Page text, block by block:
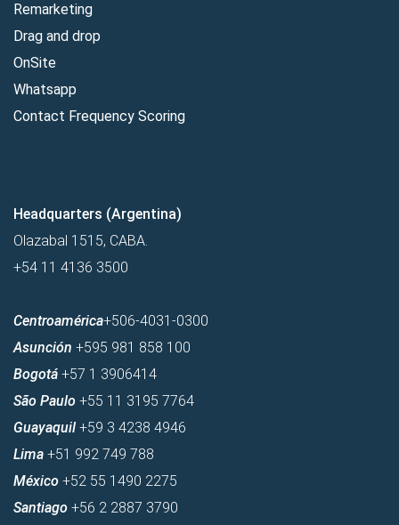
Remarketing
Drag and drop
OnSite
Whatsapp
Contact Frequency Scoring
Headquarters (Argentina)
Olazabal 1515, CABA.
+54 11 4136 3500
Centroamérica+506-4031-0300
Asunción +595 981 858 100
Bogotá +57 1 3906414
São Paulo +55 11 3195 7764
Guayaquil +59 3 4238 4946
Lima +51 992 749 788
México +52 55 1490 2275
Santiago +56 2 2887 3790